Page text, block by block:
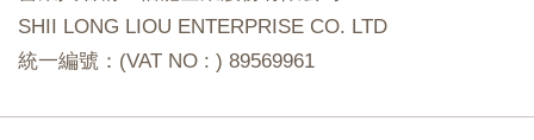
SHII LONG LIOU ENTERPRISE CO. LTD
統一編號：(VAT NO : ) 89569961